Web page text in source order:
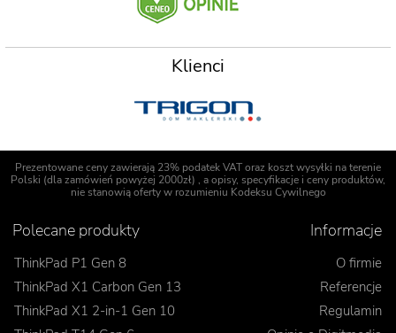
Klienci
Prezentowane ceny zawierają 23% podatek VAT oraz koszt wysyłki na terenie
Polski (dla zamówień powyżej 2000zł) , a opisy, specyfikacje i ceny produktów,
nie stanowią oferty w rozumieniu Kodeksu Cywilnego
Polecane produkty
ThinkPad P1 Gen 8
ThinkPad X1 Carbon Gen 13
ThinkPad X1 2-in-1 Gen 10
Informacje
O firmie
Referencje
Regulamin